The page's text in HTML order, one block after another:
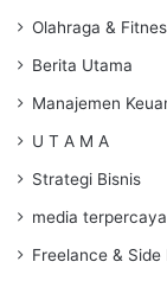
Olahraga &
Berita Utama
Manajemen
U T A M A
Strategi Bisnis
media terpercaya
Freelance & Side